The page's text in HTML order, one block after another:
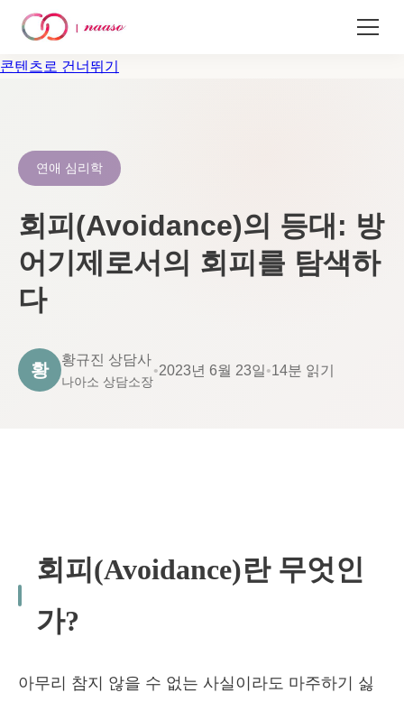
콘텐츠로 건너뛰기
연애 심리학
회피(Avoidance)의 등대: 방
어기제로서의 회피를 탐색하
다
황
황규진 상담사
나아소 상담소장
•2023년 6월 23일•14분 읽기
회피(Avoidance)란 무엇인
가?
아무리 참지 않을 수 없는 사실이라도 마주하기 싫